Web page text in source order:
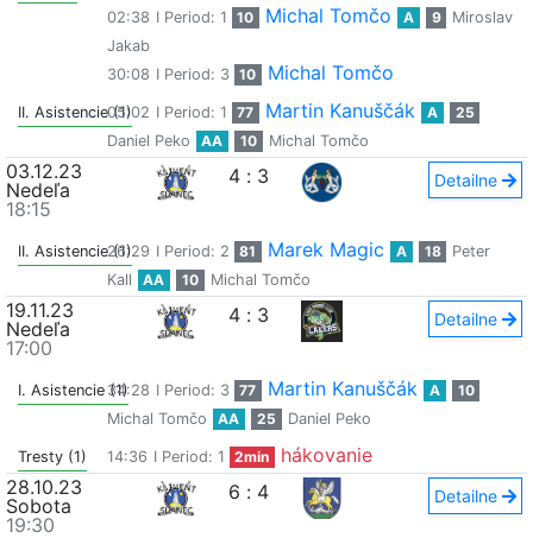
02:38 I Period: 1 10 Michal Tomčo A 9
Miroslav
Jakab
30:08 I Period: 3 10 Michal Tomčo
II. Asistencie (1)
05:02 I Period: 1 77 Martin Kanuščák A
25
Daniel Peko
AA 10 Michal Tomčo
03.12.23
Nedeľa
18:15
4 : 3 Detailne
II. Asistencie (1)
26:29 I Period: 2 81 Marek Magic A 18
Peter
Kall
AA 10 Michal Tomčo
19.11.23
Nedeľa
17:00
4 : 3 Detailne
I. Asistencie (1)34:28 I Period: 3 77 Martin Kanuščák A
10
Michal Tomčo
AA 25 Daniel Peko
Tresty (1) 14:36 I Period: 1 2min
hákovanie
28.10.23
Sobota
19:30
6 : 4 Detailne